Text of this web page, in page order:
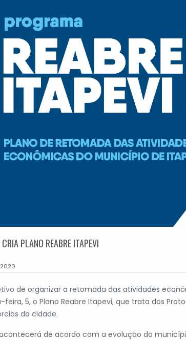
PLANO REABRE ITAPEVI
de organizar a retomada das atividades
feira, 5, o Plano Reabre Itapevi, que trata dos
da cidade.
de acordo com a evolução do